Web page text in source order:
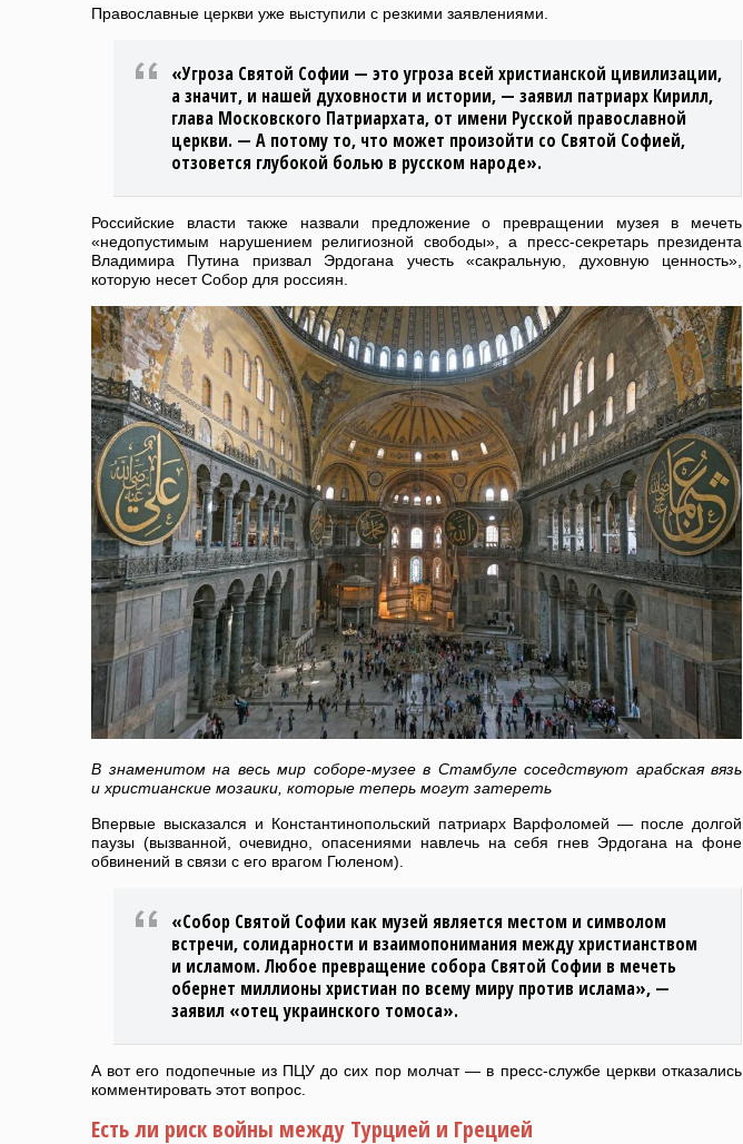
Православные церкви уже выступили с резкими заявлениями.
«Угроза Святой Софии — это угроза всей христианской цивилизации,
а значит, и нашей духовности и истории, — заявил патриарх Кирилл,
глава Московского Патриархата, от имени Русской православной
церкви. — А потому то, что может произойти со Святой Софией,
отзовется глубокой болью в русском народе».
Российские власти также назвали предложение о превращении музея в мечеть
«недопустимым нарушением религиозной свободы», а пресс-секретарь президента
Владимира Путина призвал Эрдогана учесть «сакральную, духовную ценность»,
которую несет Собор для россиян.
В знаменитом на весь мир соборе-музее в Стамбуле соседствуют арабская вязь
и христианские мозаики, которые теперь могут затереть
Впервые высказался и Константинопольский патриарх Варфоломей — после долгой
паузы (вызванной, очевидно, опасениями навлечь на себя гнев Эрдогана на фоне
обвинений в связи с его врагом Гюленом).
«Собор Святой Софии как музей является местом и символом
встречи, солидарности и взаимопонимания между христианством
и исламом. Любое превращение собора Святой Софии в мечеть
обернет миллионы христиан по всему миру против ислама», —
заявил «отец украинского томоса».
А вот его подопечные из ПЦУ до сих пор молчат — в пресс-службе церкви отказались
комментировать этот вопрос.
Есть ли риск войны между Турцией и Грецией